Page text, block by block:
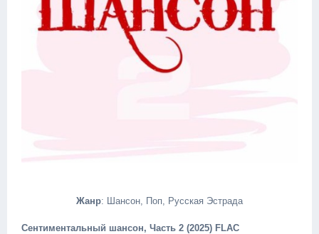
Жанр: Шансон, Поп, Русская Эстрада
Сентиментальный шансон, Часть 2 (2025) FLAC